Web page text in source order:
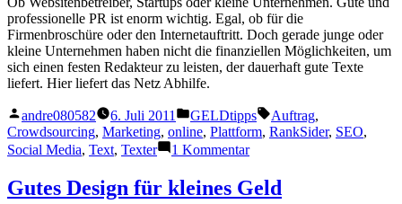
professionelle PR ist enorm wichtig. Egal, ob für die
Firmenbroschüre oder den Internetauftritt. Doch gerade junge oder
kleine Unternehmen haben nicht die finanziellen Möglichkeiten, um
sich einen festen Redakteur zu leisten, der dauerhaft gute Texte
liefert. Hier liefert das Netz Abhilfe.
Veröffentlicht
von
andre080582 6. Juli 2011
Veröffentlicht
unter
GELDtipps Schlagwörter:
Auftrag,
Crowdsourcing, Marketing, online, Plattform, RankSider, SEO,
Social Media, Text, Texter 1 Kommentarzu
Texter
finden
Gutes Design für kleines Geld